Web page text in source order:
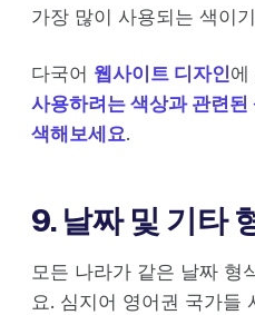
가장 많이 사용되는 색이
다국어 웹사이트 디자인에
사용하려는 색상과 관련된
색해보세요.
9. 날짜 및 기타
모든 나라가 같은 날짜 형
요. 심지어 영어권 국가들